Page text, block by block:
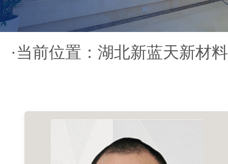
·当前位置：湖北新蓝天新材